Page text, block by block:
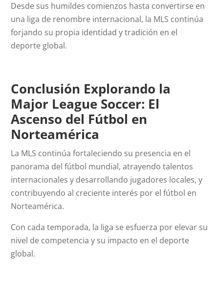
Desde sus humildes comienzos hasta convertirse en
una liga de renombre internacional, la MLS continúa
forjando su propia identidad y tradición en el
deporte global.
Conclusión Explorando la
Major League Soccer: El
Ascenso del Fútbol en
Norteamérica
La MLS continúa fortaleciendo su presencia en el
panorama del fútbol mundial, atrayendo talentos
internacionales y desarrollando jugadores locales, y
contribuyendo al creciente interés por el fútbol en
Norteamérica.
Con cada temporada, la liga se esfuerza por elevar su
nivel de competencia y su impacto en el deporte
global.